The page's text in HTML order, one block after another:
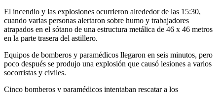
El incendio y las explosiones ocurrieron alrededor de las 15:30,
cuando varias personas alertaron sobre humo y trabajadores
atrapados en el sótano de una estructura metálica de 46 x 46 metros
en la parte trasera del astillero.
Equipos de bomberos y paramédicos llegaron en seis minutos, pero
poco después se produjo una explosión que causó lesiones a varios
socorristas y civiles.
Cinco bomberos y paramédicos intentaban rescatar a los